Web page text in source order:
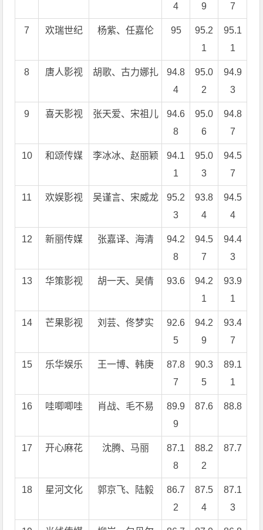
4
9
7
7 欢瑞世纪 杨紫、任嘉伦 95
95.2
1
95.1
1
8 唐人影视 胡歌、古力娜扎
94.8
4
95.0
2
94.9
3
9 喜天影视 张天爱、宋祖儿
94.6
8
95.0
6
94.8
7
10 和颂传媒 李冰冰、赵丽颖
94.1
1
95.0
3
94.5
7
11 欢娱影视 吴谨言、宋威龙
95.2
3
93.8
4
94.5
4
12 新丽传媒 张嘉译、海清
94.2
8
94.5
7
94.4
3
13 华策影视 胡一天、吴倩 93.6
94.2
1
93.9
1
14 芒果影视 刘芸、佟梦实
92.6
5
94.2
9
93.4
7
15 乐华娱乐 王一博、韩庚
87.8
7
90.3
5
89.1
1
16 哇唧唧哇 肖战、毛不易
89.9
9
87.6 88.8
17 开心麻花 沈腾、马丽
87.1
8
88.2
2
87.7
18 星河文化 郭京飞、陆毅
86.7
2
87.5
4
87.1
3